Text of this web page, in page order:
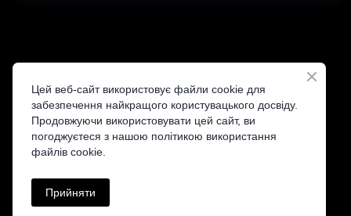
ST&T — Your Trusted Distributor
Цей веб-сайт використовує файли cookie для
забезпечення найкращого користувацького досвіду.
Продовжуючи використовувати цей сайт, ви
погоджуєтеся з нашою політикою використання
файлів cookie.
Прийняти